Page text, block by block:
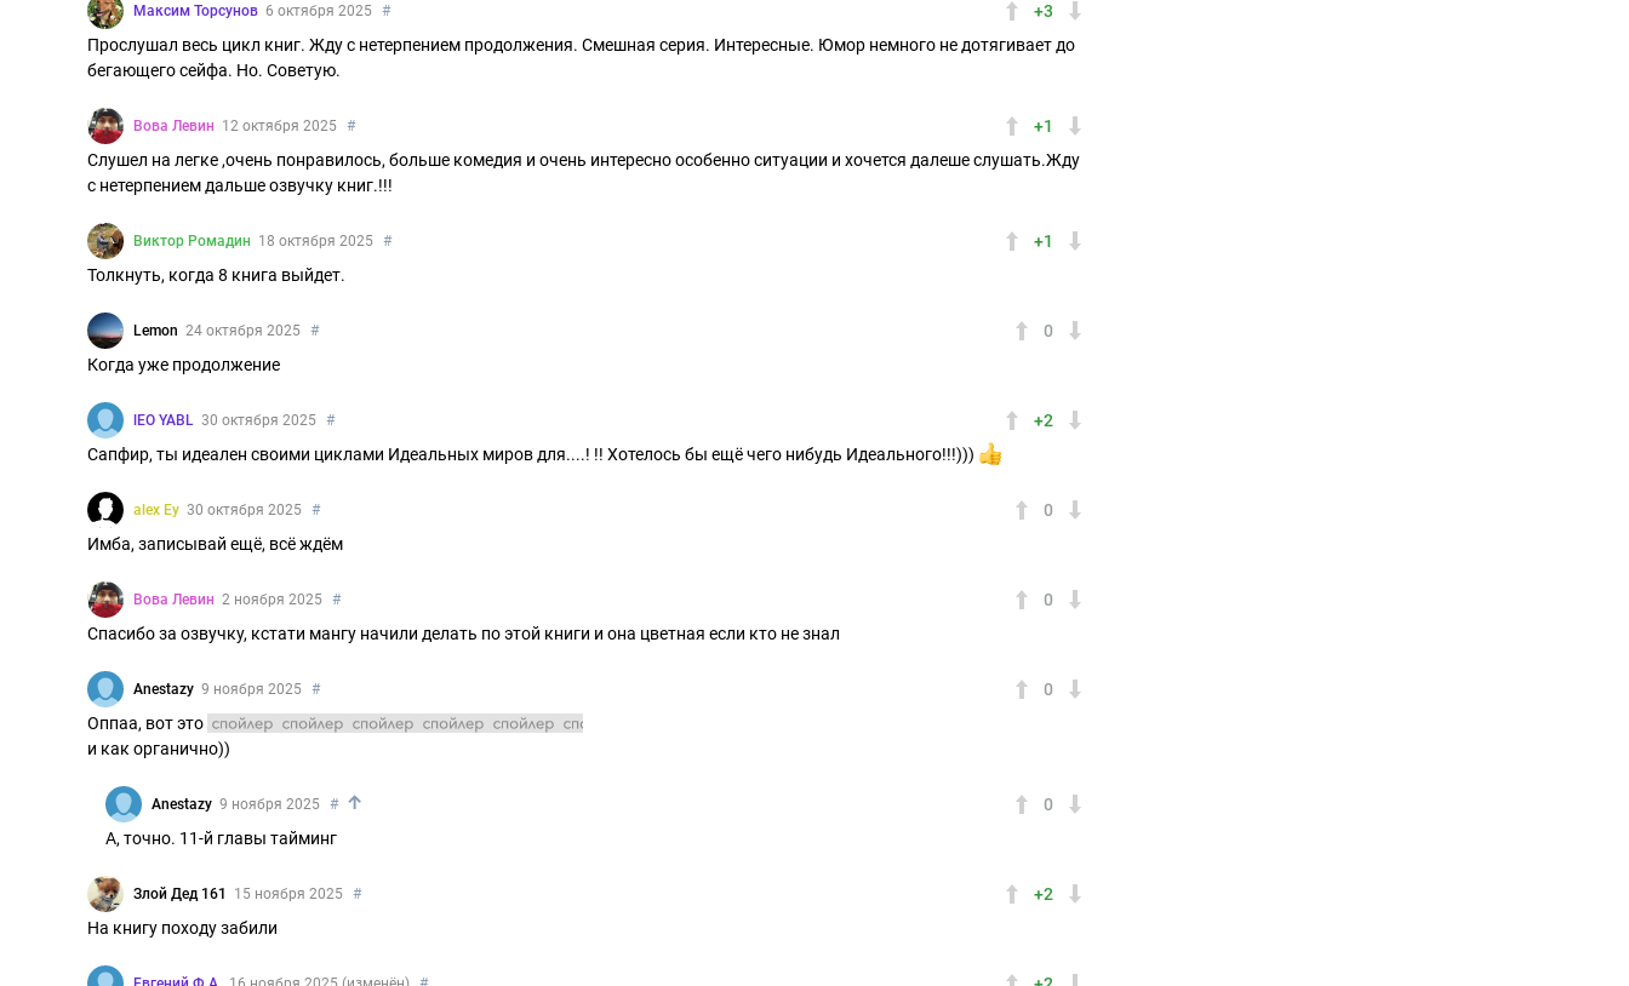
+3
Максим Торсунов 6 октября 2025 #
Прослушал весь цикл книг. Жду с нетерпением продолжения. Смешная серия. Интересные. Юмор немного не дотягивает до
бегающего сейфа. Но. Советую.
+1
Вова Левин 12 октября 2025 #
Слушел на легке ,очень понравилось, больше комедия и очень интересно особенно ситуации и хочется далеше слушать.Жду
с нетерпением дальше озвучку книг.!!!
+1
Виктор Ромадин 18 октября 2025 #
Толкнуть, когда 8 книга выйдет.
0
Lemon 24 октября 2025 #
Когда уже продолжение
+2
lEO YABL 30 октября 2025 #
Сапфир, ты идеален своими циклами Идеальных миров для....! !! Хотелось бы ещё чего нибудь Идеального!!!)))
0
alex Ey 30 октября 2025 #
Имба, записывай ещё, всё ждём
0
Вова Левин 2 ноября 2025 #
Спасибо за озвучку, кстати мангу начили делать по этой книги и она цветная если кто не знал
0
Anestazy 9 ноября 2025 #
Оппаа, вот это наложение вселенных отсылочкой на 24:52
и как органично))
0
Anestazy 9 ноября 2025 # ↑
А, точно. 11-й главы тайминг
+2
Злой Дед 161 15 ноября 2025 #
На книгу походу забили